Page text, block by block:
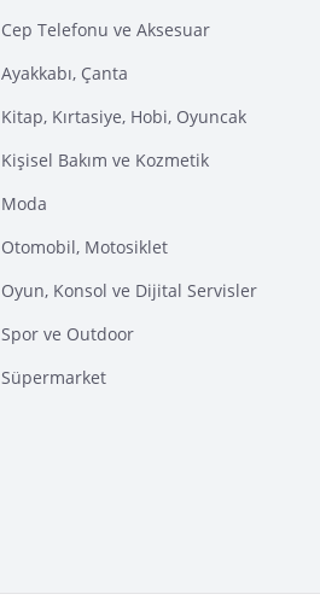
Cep Telefonu ve Aksesuar
Ayakkabı, Çanta
Kitap, Kırtasiye, Hobi, Oyuncak
Kişisel Bakım ve Kozmetik
Moda
Otomobil, Motosiklet
Oyun, Konsol ve Dijital Servisler
Spor ve Outdoor
Süpermarket